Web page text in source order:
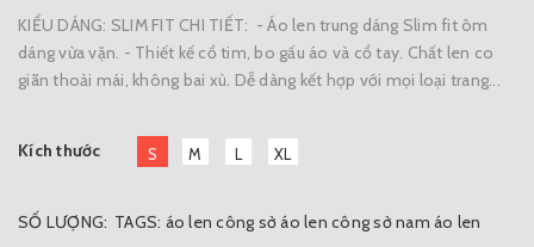
KIỂU DÁNG: SLIM FIT CHI TIẾT: - Áo len trung dáng Slim fit ôm
dáng vừa vặn. - Thiết kế cổ tim, bo gấu áo và cổ tay. Chất len co
giãn thoải mái, không bai xù. Dễ dàng kết hợp với mọi loại trang...
Kích thước S M L XL
SỐ LƯỢNG: TAGS: áo len công sởáo len công sở nam áo len